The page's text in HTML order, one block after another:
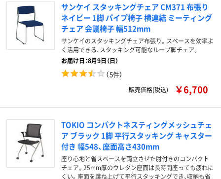
サンケイ スタッキングチェア CM371 布張り
ネイビー 1脚 パイプ椅子 横連結 ミーティング
チェア 会議椅子 幅512mm
サンケイのスタッキングチェア布張り。スペースを効率よ
く活用できる、スタッキング可能なループ脚チェア。
お届け日：8月9日（日）
（5件）
販売価格(税込) ￥6,700
TOKIO コンパクトネスティングメッシュチェ
ア ブラック 1脚 平行スタッキング キャスター
付き 幅548、座面高さ430mm
座り心地と省スペースを両立させた肘付きのコンパクト
チェア。25mm厚のウレタン座面は長時間座っても疲れに
くい。座面を跳ね上げて平行スタッキングでき、収納も省